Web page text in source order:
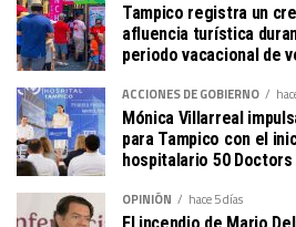
Tampico registra un
afluencia turística
periodo vacacional de
ACCIONES DE GOBIERNO
Mónica Villarreal
para Tampico con el
hospitalario 50 Doctors
OPINIÓN hace 5 días
El incendio de Mario